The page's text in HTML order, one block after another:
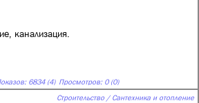
канализация.
6834 (4) Просмотров: 0 (0)
Строительство / Сантехника и отопление